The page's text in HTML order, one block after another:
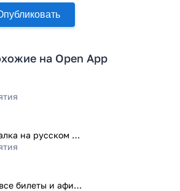
на Open App
Напоминалка на русском виджет
Kassir.ru: все билеты и афиши